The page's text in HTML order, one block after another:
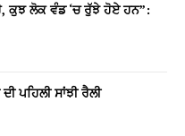
ਕੁਝ ਲੋਕ ਵੰਡ ‘ਚ ਰੁੱਝੇ ਹੋਏ ਹਨ”:
ਪਹਿਲੀ ਸਾਂਝੀ ਰੈਲੀ